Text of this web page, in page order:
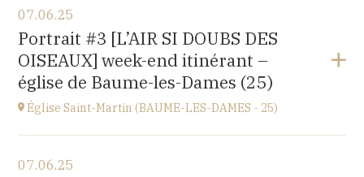
église Saint-Léger,
rue du Château, 25680 Cubry
at20H00
07.06.25
Portrait #3 [L’AIR SI DOUBS DES
OISEAUX] week-end itinérant –
église de Baume-les-Dames (25)
Église Saint-Martin (BAUME-LES-DAMES - 25)
07.06.25